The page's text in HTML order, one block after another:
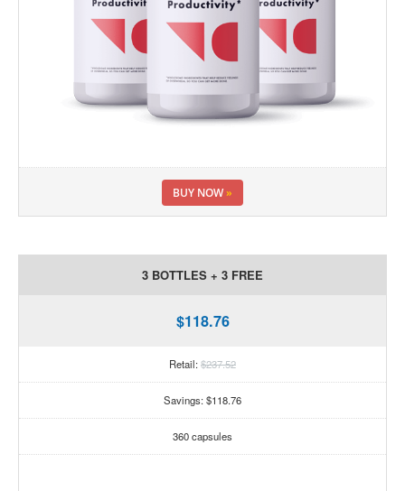
BUY NOW»
3 BOTTLES + 3 FREE
$118.76
Retail:$237.52
Savings: $118.76
360 capsules